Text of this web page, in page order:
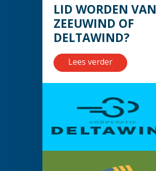
LID WORDEN VAN
ZEEUWIND OF
DELTAWIND?
Lees verder